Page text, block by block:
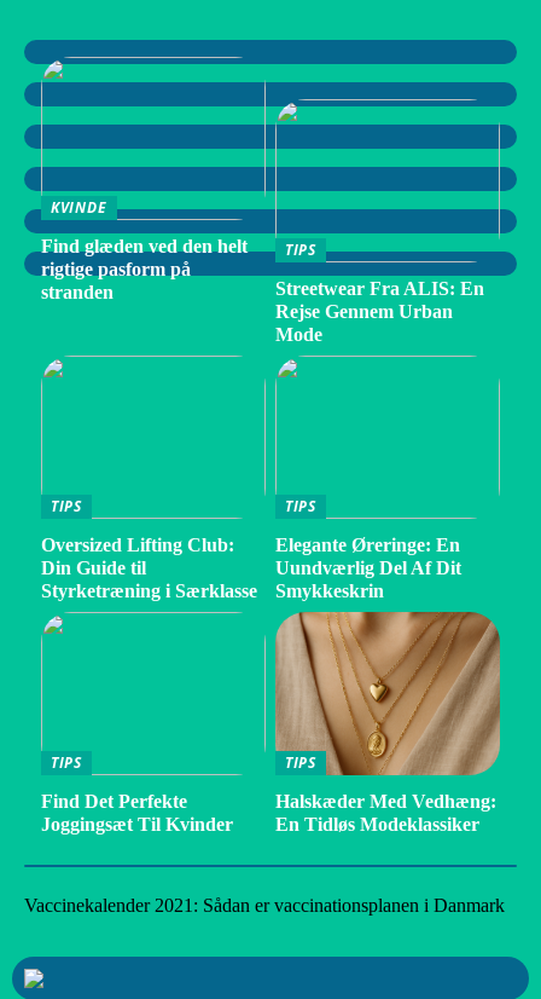
KVINDE
Find glæden ved den helt
rigtige pasform på
stranden
TIPS
Streetwear Fra ALIS: En
Rejse Gennem Urban
Mode
TIPS
Oversized Lifting Club:
Din Guide til
Styrketræning i Særklasse
TIPS
Elegante Øreringe: En
Uundværlig Del Af Dit
Smykkeskrin
TIPS
Find Det Perfekte
Joggingsæt Til Kvinder
TIPS
Halskæder Med Vedhæng:
En Tidløs Modeklassiker
Vaccinekalender 2021: Sådan er vaccinationsplanen i Danmark